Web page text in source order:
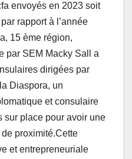
envoyés en 2023 soit
rapport à l’année
15 ème région,
par SEM Macky Sall a
dirigées par
Diaspora, un
et consulaire
sur place pour avoir une
proximité.Cette
et entrepreneuriale